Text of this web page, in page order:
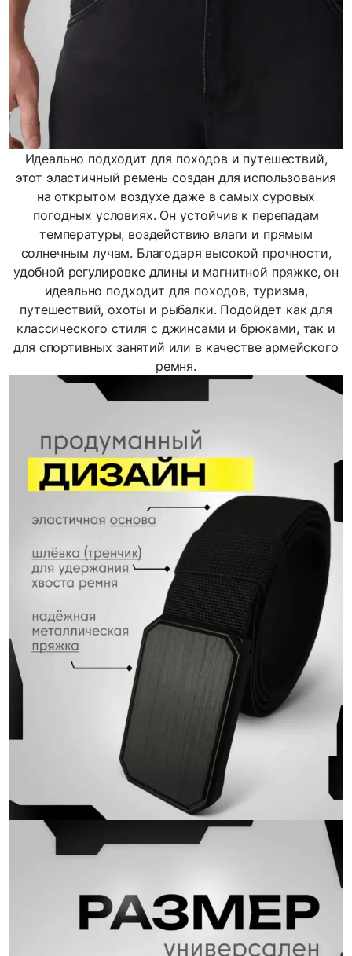
Идеально подходит для походов и путешествий,
этот эластичный ремень создан для использования
на открытом воздухе даже в самых суровых
погодных условиях. Он устойчив к перепадам
температуры, воздействию влаги и прямым
солнечным лучам. Благодаря высокой прочности,
удобной регулировке длины и магнитной пряжке, он
идеально подходит для походов, туризма,
путешествий, охоты и рыбалки. Подойдет как для
классического стиля с джинсами и брюками, так и
для спортивных занятий или в качестве армейского
ремня.